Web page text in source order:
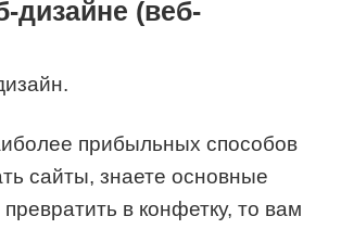
дизайне (веб-
прибыльных способов
сайты, знаете основные
в конфетку, то вам